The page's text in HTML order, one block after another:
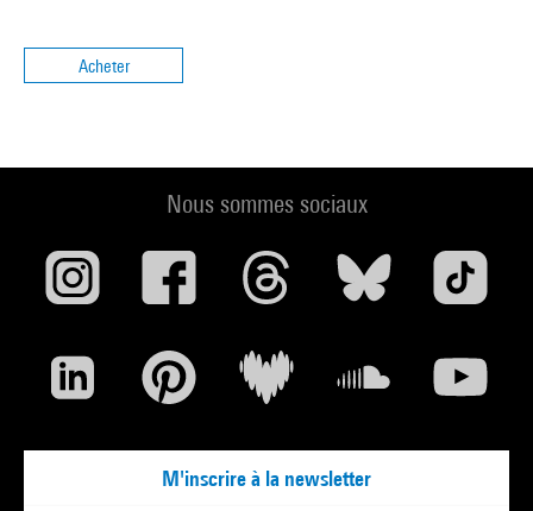
Acheter
Nous sommes sociaux
M'inscrire à la newsletter